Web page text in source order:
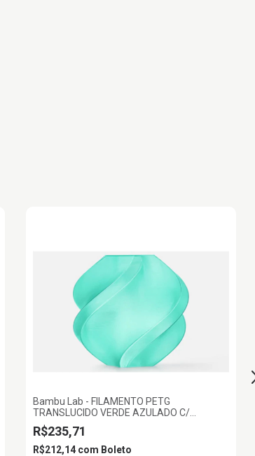
Bambu Lab - FILAMENTO PETG
TRANSLUCIDO VERDE AZULADO C/
CARRETEL REUTILIZAVEL 1KG 1.75MM
BAMBU LAB
R$235,71
R$212,14 com Boleto